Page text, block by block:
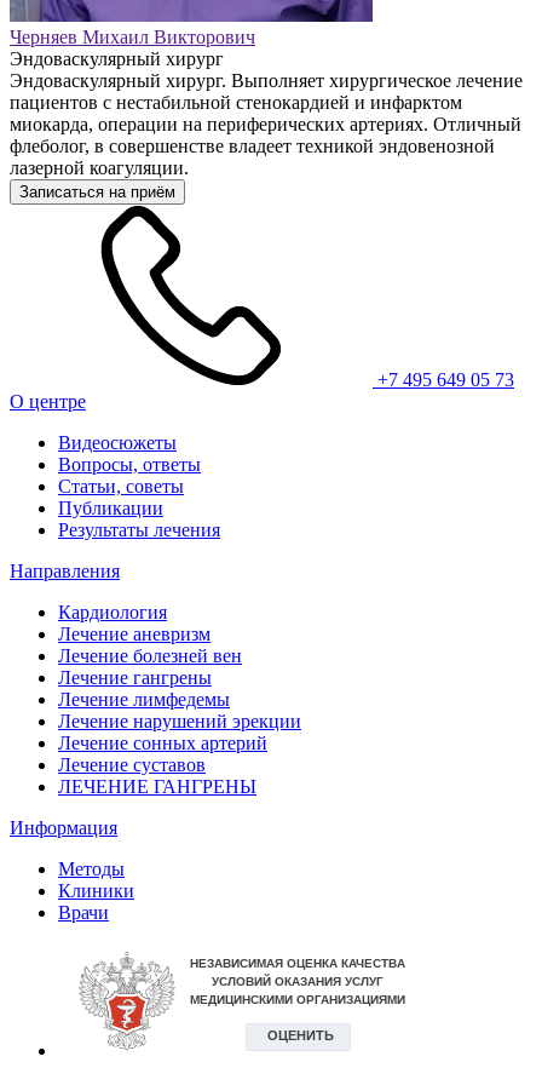
Черняев Михаил Викторович
Эндоваскулярный хирург
Эндоваскулярный хирург. Выполняет хирургическое лечение
пациентов с нестабильной стенокардией и инфарктом
миокарда, операции на периферических артериях. Отличный
флеболог, в совершенстве владеет техникой эндовенозной
лазерной коагуляции.
Записаться на приём
+7 495 649 05 73
О центре
Видеосюжеты
Вопросы, ответы
Статьи, советы
Публикации
Результаты лечения
Направления
Кардиология
Лечение аневризм
Лечение болезней вен
Лечение гангрены
Лечение лимфедемы
Лечение нарушений эрекции
Лечение сонных артерий
Лечение суставов
ЛЕЧЕНИЕ ГАНГРЕНЫ
Информация
Методы
Клиники
Врачи